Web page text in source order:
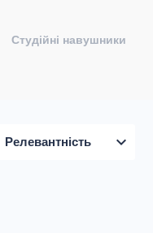
Студійні навушники
Релевантність expand_more